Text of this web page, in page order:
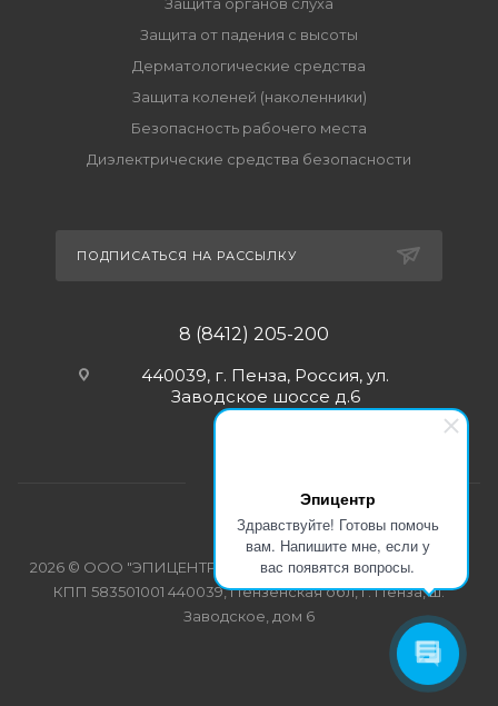
Эпицентр
Здравствуйте! Готовы помочь
вам. Напишите мне, если у
вас появятся вопросы.
Защита от падения с высоты
Дерматологические средства
Защита коленей (наколенники)
Безопасность рабочего места
Диэлектрические средства безопасности
ПОДПИСАТЬСЯ НА РАССЫЛКУ
8 (8412) 205-200
440039, г. Пенза, Россия, ул.
Заводское шоссе д.6
2026 © ООО "ЭПИЦЕНТР-СПЕЦОДЕЖДА" ИНН 5835103358
КПП 583501001 440039, Пензенская обл, г. Пенза, ш.
Заводское, дом 6